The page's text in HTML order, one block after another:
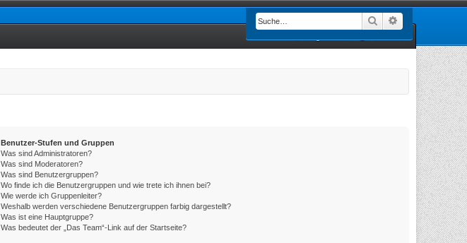
Suche
Benutzer-Stufen und Gruppen
Was sind Administratoren?
Was sind Moderatoren?
Was sind Benutzergruppen?
Wo finde ich die Benutzergruppen und wie trete ich ihnen bei?
Wie werde ich Gruppenleiter?
Weshalb werden verschiedene Benutzergruppen farbig dargestellt?
Was ist eine Hauptgruppe?
Was bedeutet der „Das Team“-Link auf der Startseite?